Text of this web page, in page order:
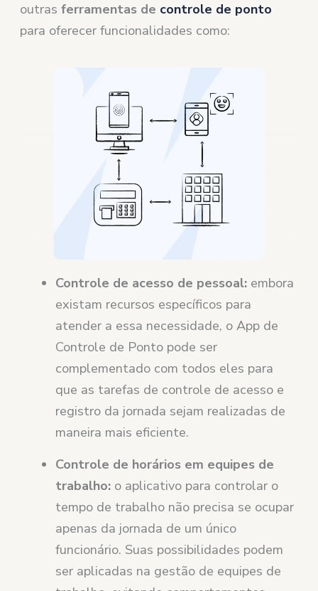
outrasferramentas de controle de ponto
para oferecer funcionalidades como:
Controle de acesso de pessoal: embora
existam recursos específicos para
atender a essa necessidade, o App de
Controle de Ponto pode ser
complementado com todos eles para
que as tarefas de controle de acesso e
registro da jornada sejam realizadas de
maneira mais eficiente.
Controle de horários em equipes de
trabalho: o aplicativo para controlar o
tempo de trabalho não precisa se ocupar
apenas da jornada de um único
funcionário. Suas possibilidades podem
ser aplicadas na gestão de equipes de